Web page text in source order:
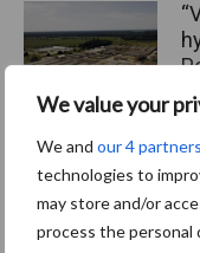
We value your
We and our 4 partners
technologies to
may store and/or
process the personal
Themapagina